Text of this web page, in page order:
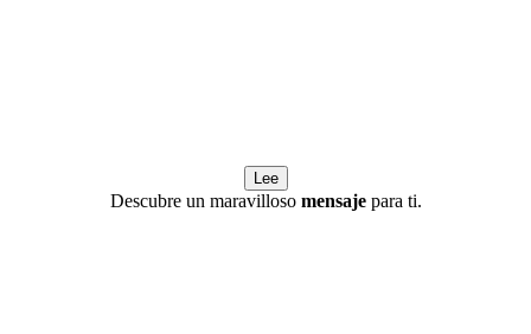
Lee
Descubre un maravilloso mensajepara ti.